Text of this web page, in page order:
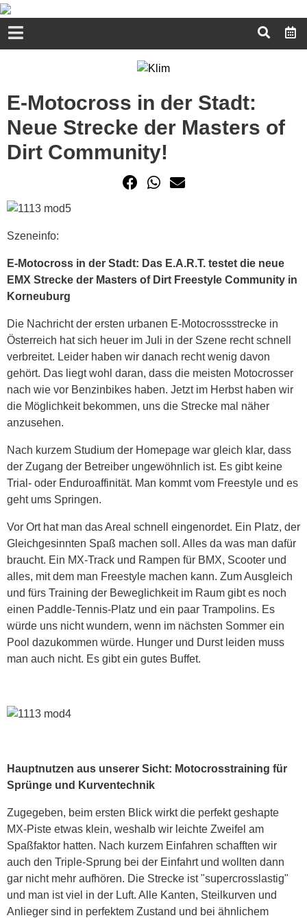
E-Motocross in der Stadt:
Neue Strecke der Masters of
Dirt Community!
Szeneinfo:
E-Motocross in der Stadt: Das E.A.R.T. testet die neue
EMX Strecke der Masters of Dirt Freestyle Community in
Korneuburg
Die Nachricht der ersten urbanen E-Motocrossstrecke in
Österreich hat sich heuer im Juli in der Szene recht schnell
verbreitet. Leider haben wir danach recht wenig davon
gehört. Das liegt wohl daran, dass die meisten Motocrosser
nach wie vor Benzinbikes haben. Jetzt im Herbst haben wir
die Möglichkeit bekommen, uns die Strecke mal näher
anzusehen.
Nach kurzem Studium der Homepage war gleich klar, dass
der Zugang der Betreiber ungewöhnlich ist. Es gibt keine
Trial- oder Enduroaffinität. Man kommt vom Freestyle und es
geht ums Springen.
Vor Ort hat man das Areal schnell eingenordet. Ein Platz, der
Gleichgesinnten Spaß machen soll. Alles da was man dafür
braucht. Ein MX-Track und Rampen für BMX, Scooter und
alles, mit dem man Freestyle machen kann. Zum Ausgleich
und fürs Training der Beweglichkeit im Raum gibt es noch
einen Paddle-Tennis-Platz und ein paar Trampolins. Es
würde uns nicht wundern, wenn im nächsten Sommer ein
Pool dazukommen würde. Hunger und Durst leiden muss
man auch nicht. Es gibt ein gutes Buffet.
Hauptnutzen aus unserer Sicht: Motocrosstraining für
Sprünge und Kurventechnik
Zugegeben, beim ersten Blick wirkt die perfekt geshapte
MX-Piste etwas klein, weshalb wir leichte Zweifel am
Spaßfaktor hatten. Nach kurzem Einfahren schafften wir
auch den Triple-Sprung bei der Einfahrt und wollten dann
gar nicht mehr aufhören. Die Strecke ist "supercrosslastig"
und man ist viel in der Luft. Alle Kanten, Steilkurven und
Anlieger sind in perfektem Zustand und bei ähnlichem